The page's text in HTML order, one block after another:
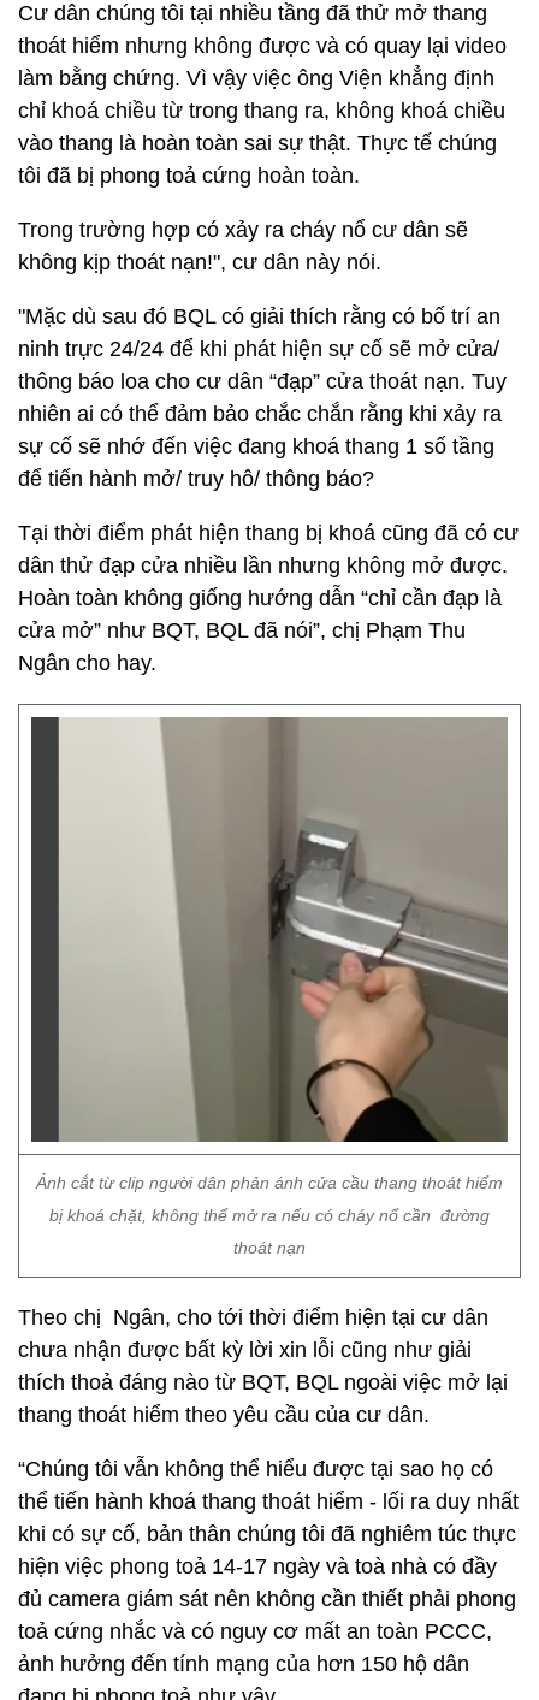
Cư dân chúng tôi tại nhiều tầng đã thử mở thang
thoát hiểm nhưng không được và có quay lại video
làm bằng chứng. Vì vậy việc ông Viện khẳng định
chỉ khoá chiều từ trong thang ra, không khoá chiều
vào thang là hoàn toàn sai sự thật. Thực tế chúng
tôi đã bị phong toả cứng hoàn toàn.
Trong trường hợp có xảy ra cháy nổ cư dân sẽ
không kịp thoát nạn!", cư dân này nói.
"Mặc dù sau đó BQL có giải thích rằng có bố trí an
ninh trực 24/24 để khi phát hiện sự cố sẽ mở cửa/
thông báo loa cho cư dân “đạp” cửa thoát nạn. Tuy
nhiên ai có thể đảm bảo chắc chắn rằng khi xảy ra
sự cố sẽ nhớ đến việc đang khoá thang 1 số tầng
để tiến hành mở/ truy hô/ thông báo?
Tại thời điểm phát hiện thang bị khoá cũng đã có cư
dân thử đạp cửa nhiều lần nhưng không mở được.
Hoàn toàn không giống hướng dẫn “chỉ cần đạp là
cửa mở” như BQT, BQL đã nói”, chị Phạm Thu
Ngân cho hay.
Ảnh cắt từ clip người dân phản ánh cửa cầu thang thoát hiểm
bị khoá chặt, không thể mở ra nếu có cháy nổ cần đường
thoát nạn
Theo chị Ngân, cho tới thời điểm hiện tại cư dân
chưa nhận được bất kỳ lời xin lỗi cũng như giải
thích thoả đáng nào từ BQT, BQL ngoài việc mở lại
thang thoát hiểm theo yêu cầu của cư dân.
“Chúng tôi vẫn không thể hiểu được tại sao họ có
thể tiến hành khoá thang thoát hiểm - lối ra duy nhất
khi có sự cố, bản thân chúng tôi đã nghiêm túc thực
hiện việc phong toả 14-17 ngày và toà nhà có đầy
đủ camera giám sát nên không cần thiết phải phong
toả cứng nhắc và có nguy cơ mất an toàn PCCC,
ảnh hưởng đến tính mạng của hơn 150 hộ dân